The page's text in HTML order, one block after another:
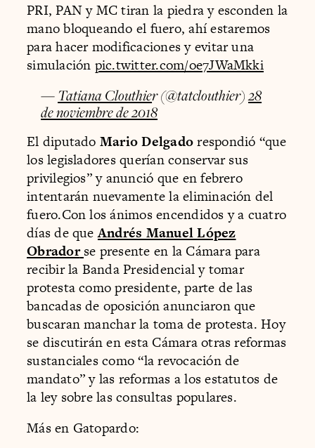
PRI, PAN y MC tiran la piedra y esconden la
mano bloqueando el fuero, ahí estaremos
para hacer modificaciones y evitar una
simulación pic.twitter.com/oe7JWaMkki
—Tatiana Clouthier (@tatclouthier)28
de noviembre de 2018
El diputado Mario Delgadorespondió “que
los legisladores querían conservar sus
privilegios” y anunció que en febrero
intentarán nuevamente la eliminación del
fuero.Con los ánimos encendidos y a cuatro
días de queAndrés Manuel López
Obrador se presente en la Cámara para
recibir la Banda Presidencial y tomar
protesta como presidente, parte de las
bancadas de oposición anunciaron que
buscaran manchar la toma de protesta. Hoy
se discutirán en esta Cámara otras reformas
sustanciales como “la revocación de
mandato” y las reformas a los estatutos de
la ley sobre las consultas populares.
Más en Gatopardo: